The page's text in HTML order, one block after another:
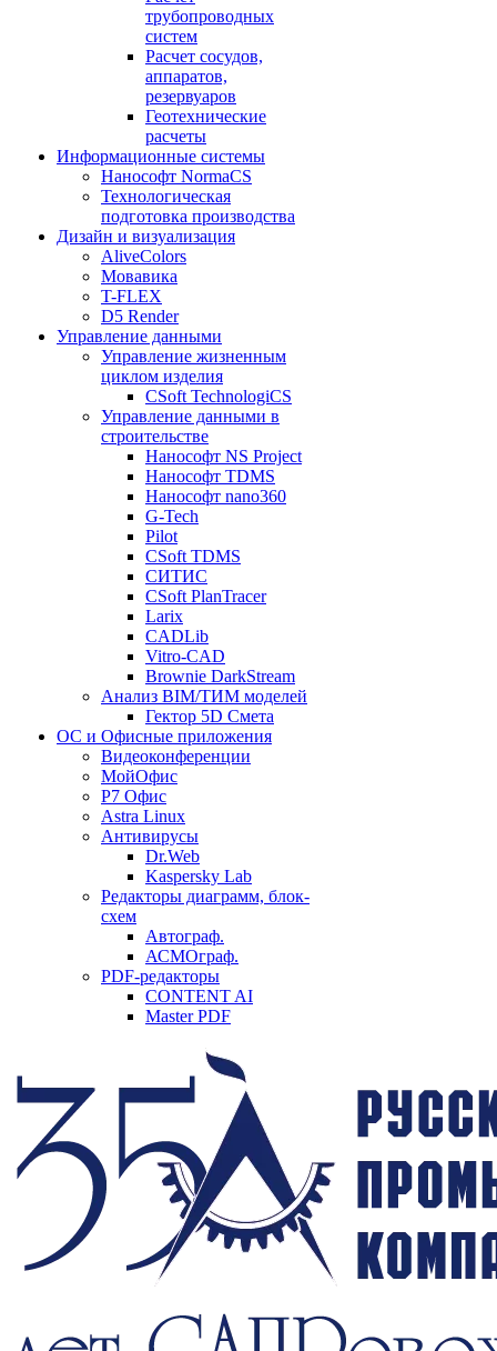
трубопроводных
систем
Расчет сосудов,
аппаратов,
резервуаров
Геотехнические
расчеты
Информационные системы
Нанософт NormaCS
Технологическая
подготовка производства
Дизайн и визуализация
AliveColors
Мовавика
T-FLEX
D5 Render
Управление данными
Управление жизненным
циклом изделия
CSoft TechnologiCS
Управление данными в
строительстве
Нанософт NS Project
Нанософт TDMS
Нанософт nano360
G-Tech
Pilot
CSoft TDMS
СИТИС
CSoft PlanTracer
Larix
CADLib
Vitro-CAD
Brownie DarkStream
Анализ BIM/ТИМ моделей
Гектор 5D Смета
ОС и Офисные приложения
Видеоконференции
МойОфис
P7 Офис
Astra Linux
Антивирусы
Dr.Web
Kaspersky Lab
Редакторы диаграмм, блок-
схем
Автограф.
АСМОграф.
PDF-редакторы
CONTENT AI
Master PDF